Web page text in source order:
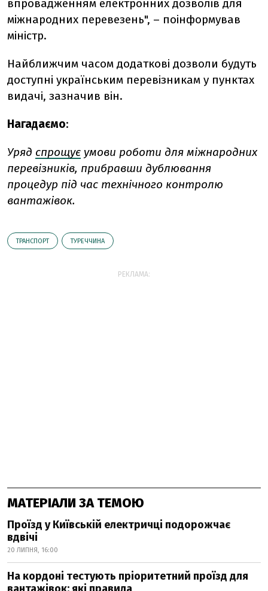
впровадженням електронних дозволів для
міжнародних перевезень", – поінформував
міністр.
Найближчим часом додаткові дозволи будуть
доступні українським перевізникам у пунктах
видачі, зазначив він.
Нагадаємо:
Уряд спрощує умови роботи для міжнародних
перевізників, прибравши дублювання
процедур під час технічного контролю
вантажівок.
ТРАНСПОРТ ТУРЕЧЧИНА
РЕКЛАМА:
МАТЕРІАЛИ ЗА ТЕМОЮ
Проїзд у Київській електричці подорожчає
вдвічі
20 ЛИПНЯ, 16:00
На кордоні тестують пріоритетний проїзд для